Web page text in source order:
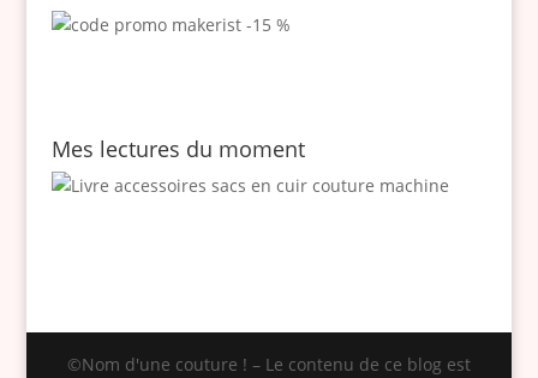
Mes lectures du moment
©Nom d'une couture ! – Le contenu de ce blog est